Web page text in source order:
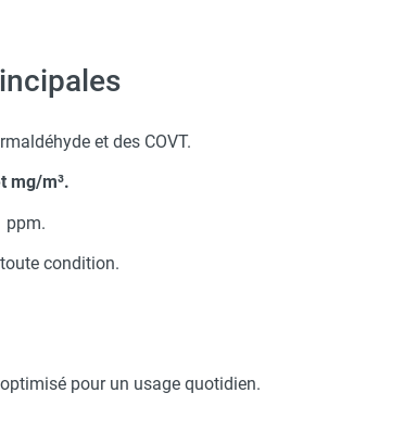
et des COVT.
mg/m³.
ppm.
condition.
pour un usage quotidien.